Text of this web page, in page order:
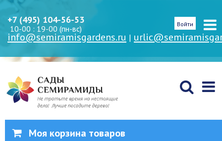
+7 (495) 104-56-53
10-00 : 19-00 (пн-вс)
info@semiramisgardens.ru |
Войти
Моя корзина товаров